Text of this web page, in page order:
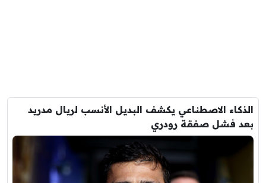
الذكاء الاصطناعي يكشف البديل الأنسب لريال مدريد
بعد فشل صفقة رودري